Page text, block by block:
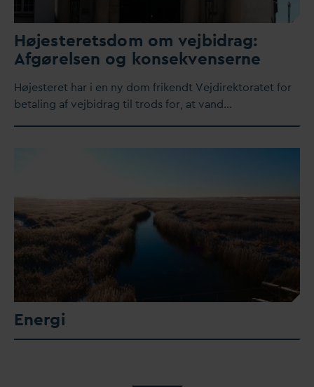
Højesteretsdom om vejbidrag:
Afgørelsen og konsekvenserne
Højesteret har i en ny dom frikendt Vejdirektoratet for
betaling af vejbidrag til trods for, at vand…
Energi